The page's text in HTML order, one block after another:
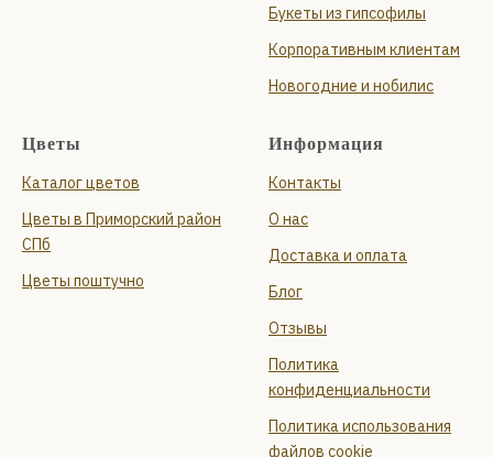
Букеты из гипсофилы
Корпоративным клиентам
Новогодние и нобилис
Цветы
Каталог цветов
Цветы в Приморский район
СПб
Цветы поштучно
Информация
Контакты
О нас
Доставка и оплата
Блог
Отзывы
Политика
конфиденциальности
Политика использования
файлов cookie